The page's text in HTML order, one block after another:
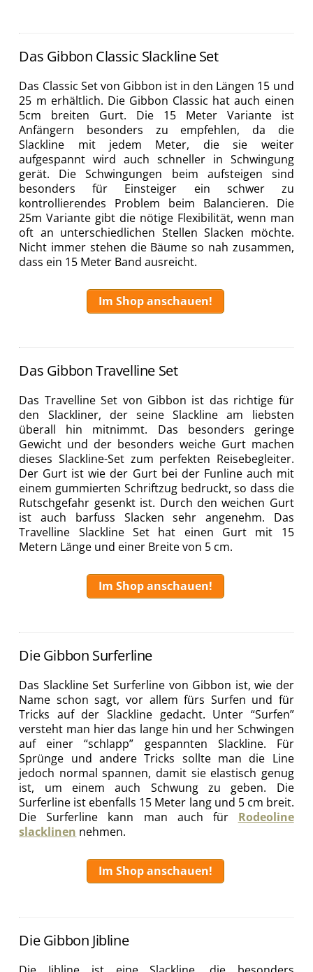
Das Gibbon Classic Slackline Set
Das Classic Set von Gibbon ist in den Längen 15 und
25 m erhältlich. Die Gibbon Classic hat auch einen
5cm breiten Gurt. Die 15 Meter Variante ist
Anfängern besonders zu empfehlen, da die
Slackline mit jedem Meter, die sie weiter
aufgespannt wird auch schneller in Schwingung
gerät. Die Schwingungen beim aufsteigen sind
besonders für Einsteiger ein schwer zu
kontrollierendes Problem beim Balancieren. Die
25m Variante gibt die nötige Flexibilität, wenn man
oft an unterschiedlichen Stellen Slacken möchte.
Nicht immer stehen die Bäume so nah zusammen,
dass ein 15 Meter Band ausreicht.
Im Shop anschauen!
Das Gibbon Travelline Set
Das Travelline Set von Gibbon ist das richtige für
den Slackliner, der seine Slackline am liebsten
überall hin mitnimmt. Das besonders geringe
Gewicht und der besonders weiche Gurt machen
dieses Slackline-Set zum perfekten Reisebegleiter.
Der Gurt ist wie der Gurt bei der Funline auch mit
einem gummierten Schriftzug bedruckt, so dass die
Rutschgefahr gesenkt ist. Durch den weichen Gurt
ist auch barfuss Slacken sehr angenehm. Das
Travelline Slackline Set hat einen Gurt mit 15
Metern Länge und einer Breite von 5 cm.
Im Shop anschauen!
Die Gibbon Surferline
Das Slackline Set Surferline von Gibbon ist, wie der
Name schon sagt, vor allem fürs Surfen und für
Tricks auf der Slackline gedacht. Unter “Surfen”
versteht man hier das lange hin und her Schwingen
auf einer “schlapp” gespannten Slackline. Für
Sprünge und andere Tricks sollte man die Line
jedoch normal spannen, damit sie elastisch genug
ist, um einem auch Schwung zu geben. Die
Surferline ist ebenfalls 15 Meter lang und 5 cm breit.
Die Surferline kann man auch für Rodeoline
slacklinen nehmen.
Im Shop anschauen!
Die Gibbon Jibline